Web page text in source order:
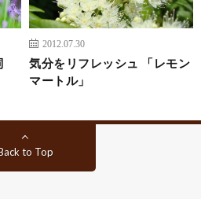
2012.07.30
気分をリフレッシュ 「レモン
マートル」
to Top